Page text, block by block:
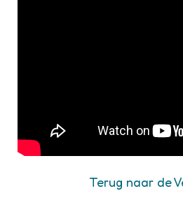
Terug naar de